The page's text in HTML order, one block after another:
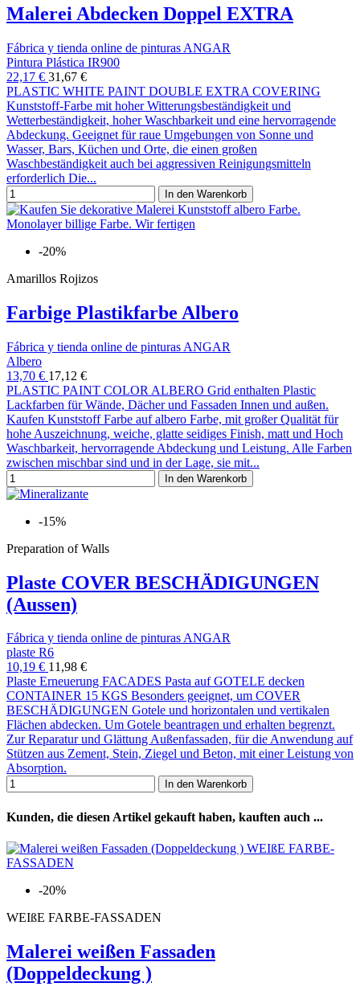
Malerei Abdecken Doppel EXTRA
Fábrica y tienda online de pinturas ANGAR
Pintura Plástica IR900
22,17 € 31,67 €
PLASTIC WHITE PAINT DOUBLE EXTRA COVERING
Kunststoff-Farbe mit hoher Witterungsbeständigkeit und
Wetterbeständigkeit, hoher Waschbarkeit und eine hervorragende
Abdeckung. Geeignet für raue Umgebungen von Sonne und
Wasser, Bars, Küchen und Orte, die einen großen
Waschbeständigkeit auch bei aggressiven Reinigungsmitteln
erforderlich Die...
In den Warenkorb
-20%
Amarillos Rojizos
Farbige Plastikfarbe Albero
Fábrica y tienda online de pinturas ANGAR
Albero
13,70 € 17,12 €
PLASTIC PAINT COLOR ALBERO Grid enthalten Plastic
Lackfarben für Wände, Dächer und Fassaden Innen und außen.
Kaufen Kunststoff Farbe auf albero Farbe, mit großer Qualität für
hohe Auszeichnung, weiche, glatte seidiges Finish, matt und Hoch
Waschbarkeit, hervorragende Abdeckung und Leistung. Alle Farben
zwischen mischbar sind und in der Lage, sie mit...
In den Warenkorb
-15%
Preparation of Walls
Plaste COVER BESCHÄDIGUNGEN
(Aussen)
Fábrica y tienda online de pinturas ANGAR
plaste R6
10,19 € 11,98 €
Plaste Erneuerung FACADES Pasta auf GOTELE decken
CONTAINER 15 KGS Besonders geeignet, um COVER
BESCHÄDIGUNGEN Gotele und horizontalen und vertikalen
Flächen abdecken. Um Gotele beantragen und erhalten begrenzt.
Zur Reparatur und Glättung Außenfassaden, für die Anwendung auf
Stützen aus Zement, Stein, Ziegel und Beton, mit einer Leistung von
Absorption.
In den Warenkorb
Kunden, die diesen Artikel gekauft haben, kauften auch ...
-20%
WEIßE FARBE-FASSADEN
Malerei weißen Fassaden
(Doppeldeckung )